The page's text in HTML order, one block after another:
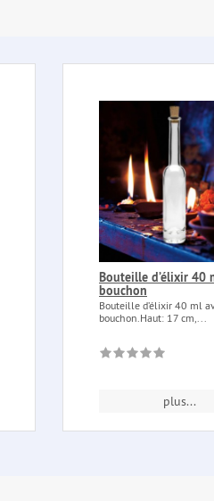
Bouteille d’élixir 40
bouchon
Bouteille d’élixir 40 ml
bouchon.Haut: 17 cm,...
plus...